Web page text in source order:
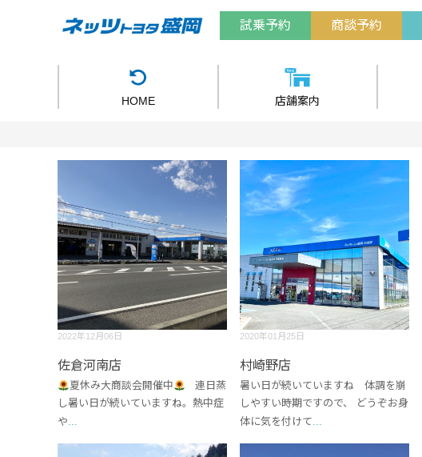
試乗予約 商談予約
HOME 店舗案内
2022年12月06日
佐倉河南店
夏休み大商談会開催中
連日蒸
し暑い日が続いていますね。熱中症
や...
2020年01月25日
村崎野店
暑い日が続いていますね 体調を崩
しやすい時期ですので、 どうぞお身
体に気を付けて...